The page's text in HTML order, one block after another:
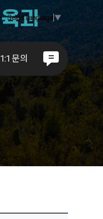
Select Language▼
1:1 문의